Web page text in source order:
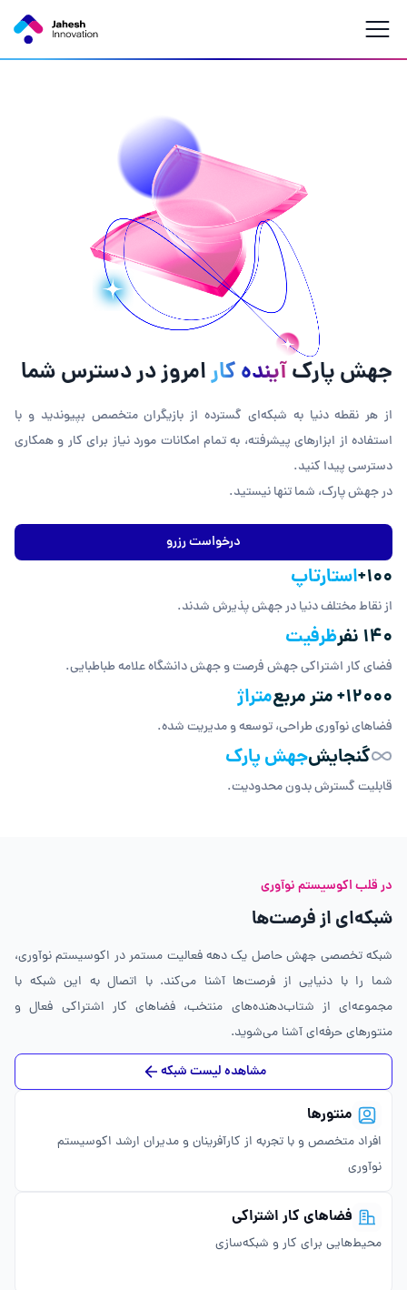
جهش پارکآینده کارامروز در دسترس شما
از هر نقطه دنیا به شبکه‌ای گسترده از بازیگران متخصص بپیوندید و با
استفاده از ابزارهای پیشرفته، به تمام امکانات مورد نیاز برای کار و همکاری
دسترسی پیدا کنید.
در جهش پارک، شما تنها نیستید.
درخواست رزرو
100
+استارتاپ
از نقاط مختلف دنیا در جهش پذیرش شدند.
140 نفرظرفیت
فضای کار اشتراکی جهش فرصت و جهش دانشگاه علامه طباطبایی.
12000+ متر مربعمتراژ
فضاهای نوآوری طراحی، توسعه و مدیریت شده.
گنجایشجهش پارک
قابلیت گسترش بدون محدودیت.
در قلب اکوسیستم نوآوری
شبکه‌ای از فرصت‌ها
شبکه تخصصی جهش حاصل یک دهه فعالیت مستمر در اکوسیستم نوآوری،
شما را با دنیایی از فرصت‌ها آشنا می‌کند. با اتصال به این شبکه با
مجموعه‌ای از شتاب‌دهنده‌های منتخب، فضاهای کار اشتراکی فعال و
منتورهای حرفه‌ای آشنا می‌شوید.
مشاهده لیست شبکه
منتورها
افراد متخصص و با تجربه از کارآفرینان و مدیران ارشد اکوسیستم
نوآوری
فضاهای کار اشتراکی
محیط‌هایی برای کار و شبکه‌سازی